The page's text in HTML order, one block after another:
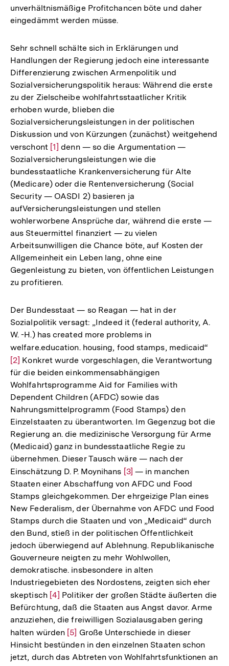
unverhältnismäßige Profitchancen böte und daher
eingedämmt werden müsse.
Sehr schnell schälte sich in Erklärungen und
Handlungen der Regierung jedoch eine interessante
Differenzierung zwischen Armenpolitik und
Sozialversicherungspolitik heraus: Während die erste
zu der Zielscheibe wohlfahrtsstaatlicher Kritik
erhoben wurde, blieben die
Sozialversicherungsleistungen in der politischen
Diskussion und von Kürzungen (zunächst) weitgehend
verschont Zur
Auflösung
der
Fußnote
[1] denn — so die Argumentation —
Sozialversicherungsleistungen wie die
bundesstaatliche Krankenversicherung für Alte
(Medicare) oder die Rentenversicherung (Social
Security — OASDI 2) basieren ja
aufVersicherungsleistungen und stellen
wohlerworbene Ansprüche dar, während die erste —
aus Steuermittel finanziert — zu vielen
Arbeitsunwilligen die Chance böte, auf Kosten der
Allgemeinheit ein Leben lang, ohne eine
Gegenleistung zu bieten, von öffentlichen Leistungen
zu profitieren.
Der Bundesstaat — so Reagan — hat in der
Sozialpolitik versagt: „Indeed it (federal authority, A.
W. -H.) has created more problems in
welfare.education. housing, food stamps, medicaid“
[2] Konkret wurde vorgeschlagen, die Verantwortung
für die beiden einkommensabhängigen
Wohlfahrtsprogramme Aid for Families with
Dependent Children (AFDC) sowie das
Nahrungsmittelprogramm (Food Stamps) den
Einzelstaaten zu überantworten. Im Gegenzug bot die
Regierung an. die medizinische Versorgung für Arme
(Medicaid) ganz in bundesstaatliche Regie zu
übernehmen. Dieser Tausch wäre — nach der
Einschätzung D. P. Moynihans Zur
Auflösung
der
Fußnote
[3] — in manchen
Staaten einer Abschaffung von AFDC und Food
Stamps gleichgekommen. Der ehrgeizige Plan eines
New Federalism, der Übernahme von AFDC und Food
Stamps durch die Staaten und von „Medicaid“ durch
den Bund, stieß in der politischen Öffentlichkeit
jedoch überwiegend auf Ablehnung. Republikanische
Gouverneure neigten zu mehr Wohlwollen,
demokratische. insbesondere in alten
Industriegebieten des Nordostens, zeigten sich eher
skeptisch Zur
Auflösung
der
Fußnote
[4] Politiker der großen Städte äußerten die
Befürchtung, daß die Staaten aus Angst davor. Arme
anzuziehen, die freiwilligen Sozialausgaben gering
halten würden Zur
Auflösung
der
[5] Große Unterschiede in dieser
Hinsicht bestünden in den einzelnen Staaten schon
jetzt, durch das Abtreten von Wohlfahrtsfunktionen an